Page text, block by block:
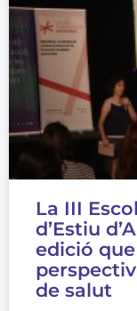
La III
d’Estiu
edició
de salut